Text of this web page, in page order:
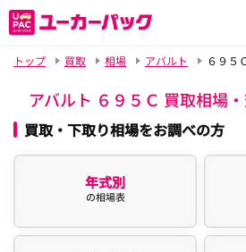
トップ
買取 相場 アバルト ６９５
アバルト ６９５Ｃ 買取相場
買取・下取り相場をお調べの方
年式別
の相場表